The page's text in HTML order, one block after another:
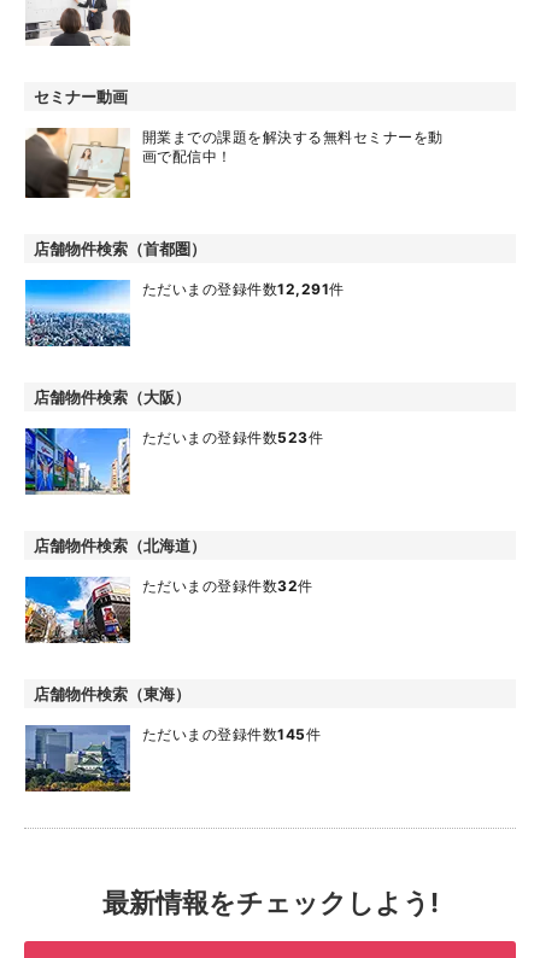
セミナー動画
開業までの課題を解決する無料セミナーを動
画で配信中！
店舗物件検索（首都圏）
ただいまの登録件数12,291件
店舗物件検索（大阪）
ただいまの登録件数523件
店舗物件検索（北海道）
ただいまの登録件数32件
店舗物件検索（東海）
ただいまの登録件数145件
最新情報をチェックしよう!